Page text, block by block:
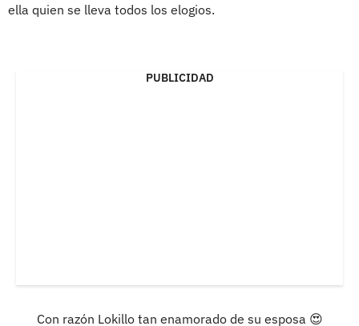
ella quien se lleva todos los elogios.
PUBLICIDAD
Con razón Lokillo tan enamorado de su esposa 😍